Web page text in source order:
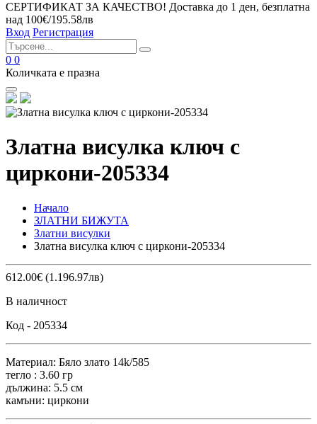
СЕРТИФИКАТ ЗА КАЧЕСТВО! Доставка до 1 ден, безплатна
над 100€/195.58лв
Вход Регистрация
0 0
Количката е празна
Златна висулка ключ с
циркони-205334
Начало
ЗЛАТНИ БИЖУТА
Златни висулки
Златна висулка ключ с циркони-205334
612.00€ (1.196.97лв)
В наличност
Код - 205334
Материал: Бяло злато 14k/585
тегло : 3.60 гр
дължина: 5.5 см
камъни: циркони